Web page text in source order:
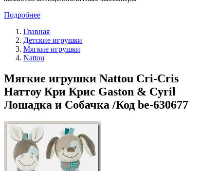
Подробнее
Главная
Детские игрушки
Мягкие игрушки
Nattou
Мягкие игрушки Nattou Cri-Cris
Наттоу Кри Крис Gaston & Cyril
Лошадка и Собачка /Код be-630677